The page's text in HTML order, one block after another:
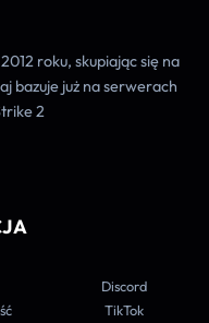
roku, skupiając się na
bazuje już na serwerach
2
Discord
TikTok